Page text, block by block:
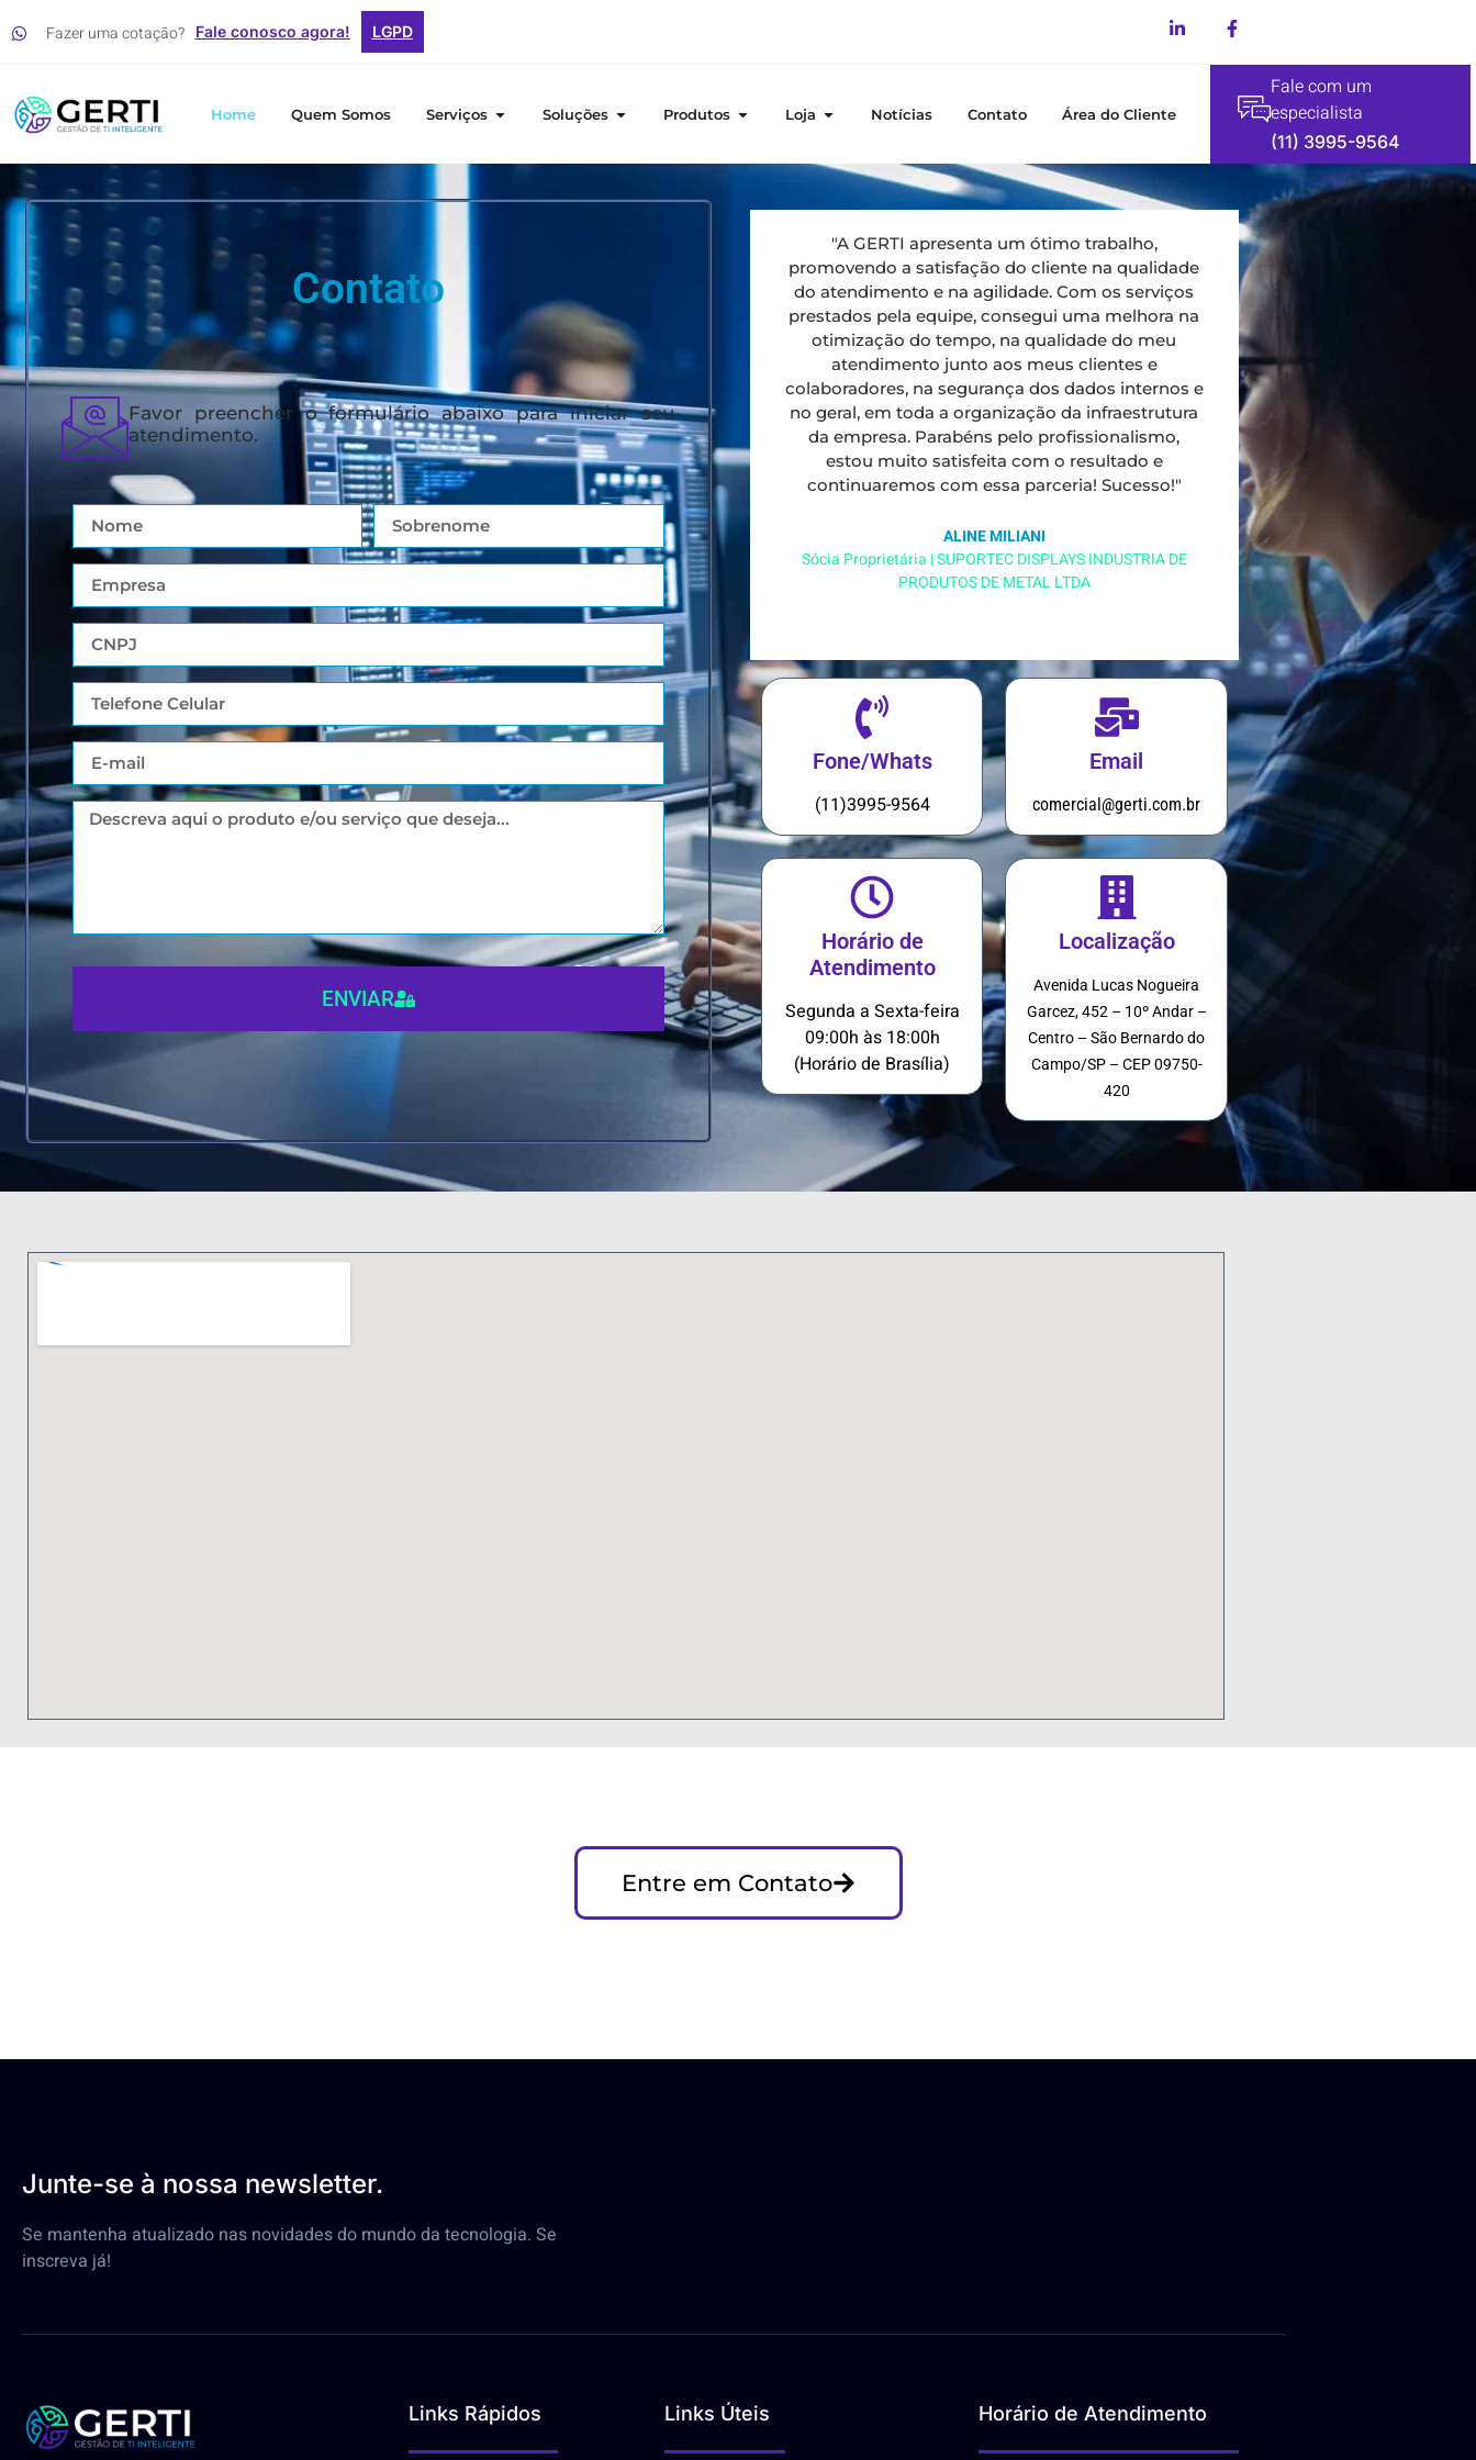
Fazer uma cotação? Fale conosco agora! LGPD
Home Quem Somos Serviços Soluções Produtos Loja Notícias Contato Área do Cliente
Fale com um
especialista
(11) 3995-9564
Contato
Favor preencher o formulário abaixo para iniciar seu
atendimento.
ENVIAR
"A GERTI apresenta um ótimo trabalho,
promovendo a satisfação do cliente na qualidade
do atendimento e na agilidade. Com os serviços
prestados pela equipe, consegui uma melhora na
otimização do tempo, na qualidade do meu
atendimento junto aos meus clientes e
colaboradores, na segurança dos dados internos e
no geral, em toda a organização da infraestrutura
da empresa. Parabéns pelo profissionalismo,
estou muito satisfeita com o resultado e
continuaremos com essa parceria! Sucesso!"
ALINE MILIANI
Sócia Proprietária | SUPORTEC DISPLAYS INDUSTRIA DE
PRODUTOS DE METAL LTDA
Fone/Whats
(11)3995-9564
Email
comercial@gerti.com.br
Horário de
Atendimento
Segunda a Sexta-feira
09:00h às 18:00h
(Horário de Brasília)
Localização
Avenida Lucas Nogueira
Garcez, 452 – 10º Andar –
Centro – São Bernardo do
Campo/SP – CEP 09750-
420
Entre em Contato
Junte-se à nossa newsletter.
Se mantenha atualizado nas novidades do mundo da tecnologia. Se
inscreva já!
Links Rápidos Links Úteis Horário de Atendimento